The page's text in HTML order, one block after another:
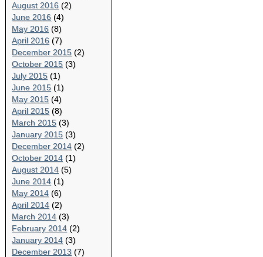
August 2016 (2)
June 2016 (4)
May 2016 (8)
April 2016 (7)
December 2015 (2)
October 2015 (3)
July 2015 (1)
June 2015 (1)
May 2015 (4)
April 2015 (8)
March 2015 (3)
January 2015 (3)
December 2014 (2)
October 2014 (1)
August 2014 (5)
June 2014 (1)
May 2014 (6)
April 2014 (2)
March 2014 (3)
February 2014 (2)
January 2014 (3)
December 2013 (7)